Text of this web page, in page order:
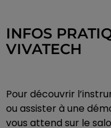
INFOS
VIVATECH
Pour découvrir
ou assister à une
vous attend sur le